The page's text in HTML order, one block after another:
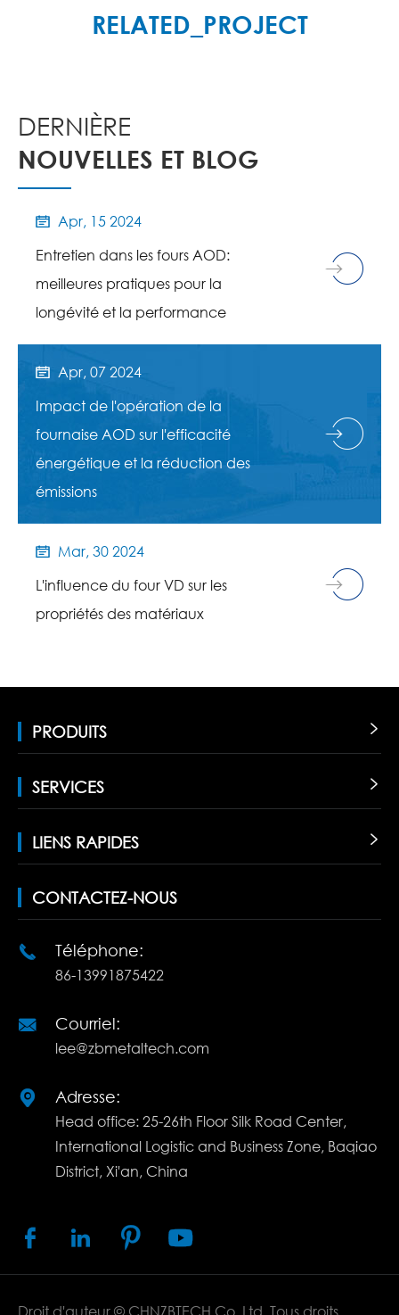
RELATED_PROJECT
DERNIÈRE
NOUVELLES ET BLOG

Apr, 15 2024
Entretien dans les fours AOD:
meilleures pratiques pour la
longévité et la performance

Apr, 07 2024
Impact de l'opération de la
fournaise AOD sur l'efficacité
énergétique et la réduction des
émissions

Mar, 30 2024
L'influence du four VD sur les
propriétés des matériaux
PRODUITS 
SERVICES 
LIENS RAPIDES 
CONTACTEZ-NOUS
 Téléphone:
86-13991875422
 Courriel:
lee@zbmetaltech.com
 Adresse:
Head office: 25-26th Floor Silk Road Center,
International Logistic and Business Zone, Baqiao
District, Xi'an, China
   
Droit d'auteur © CHNZBTECH Co.,Ltd. Tous droits